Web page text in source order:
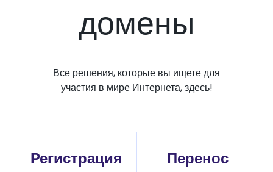
домены
Все решения, которые вы ищете для
участия в мире Интернета, здесь!
Регистрация Перенос